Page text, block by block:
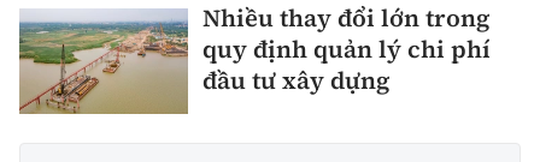
Nhiều thay đổi lớn trong
quy định quản lý chi phí
đầu tư xây dựng